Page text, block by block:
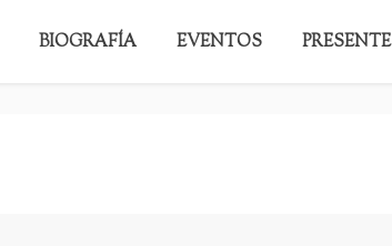
BIOGRAFÍA EVENTOS PRESENTE